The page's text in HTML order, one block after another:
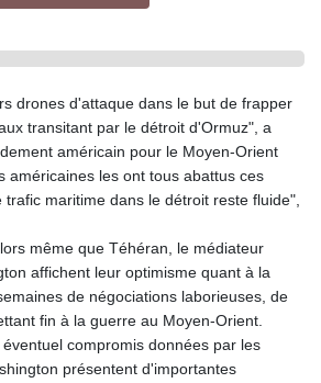
drones d'attaque dans le but de frapper
transitant par le détroit d'Ormuz", a
américain pour le Moyen-Orient
américaines les ont tous abattus ces
maritime dans le détroit reste fluide",
même que Téhéran, le médiateur
affichent leur optimisme quant à la
de négociations laborieuses, de
fin à la guerre au Moyen-Orient.
compromis données par les
présentent d'importantes